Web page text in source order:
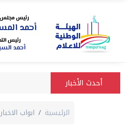
أحدث الأخبار
الرئيسية ابواب الاخبار